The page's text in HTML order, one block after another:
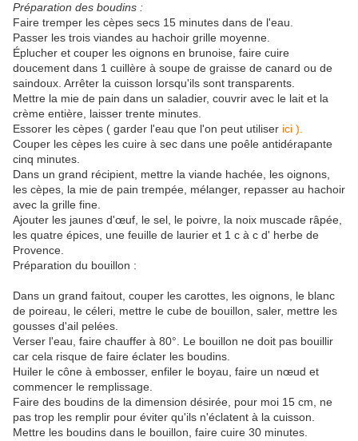
Préparation des boudins :
Faire tremper les cèpes secs 15 minutes dans de l'eau.
Passer les trois viandes au hachoir grille moyenne.
Éplucher et couper les oignons en brunoise, faire cuire
doucement dans 1 cuillère à soupe de graisse de canard ou de
saindoux. Arrêter la cuisson lorsqu'ils sont transparents.
Mettre la mie de pain dans un saladier, couvrir avec le lait et la
crème entière, laisser trente minutes.
Essorer les cèpes ( garder l'eau que l'on peut utiliser ici ).
Couper les cèpes les cuire à sec dans une poêle antidérapante
cinq minutes.
Dans un grand récipient, mettre la viande hachée, les oignons,
les cèpes, la mie de pain trempée, mélanger, repasser au hachoir
avec la grille fine.
Ajouter les jaunes d'œuf, le sel, le poivre, la noix muscade râpée,
les quatre épices, une feuille de laurier et 1 c à c d' herbe de
Provence.
Préparation du bouillon :
Dans un grand faitout, couper les carottes, les oignons, le blanc
de poireau, le céleri, mettre le cube de bouillon, saler, mettre les
gousses d'ail pelées.
Verser l'eau, faire chauffer à 80°. Le bouillon ne doit pas bouillir
car cela risque de faire éclater les boudins.
Huiler le cône à embosser, enfiler le boyau, faire un nœud et
commencer le remplissage.
Faire des boudins de la dimension désirée, pour moi 15 cm, ne
pas trop les remplir pour éviter qu'ils n'éclatent à la cuisson.
Mettre les boudins dans le bouillon, faire cuire 30 minutes.